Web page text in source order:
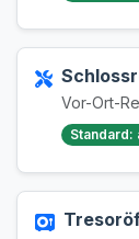
Vor-Ort-
Standard: